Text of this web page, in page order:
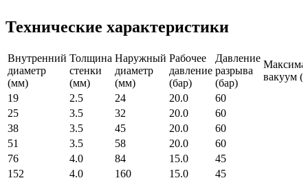
Технические характеристики
Внутренний
диаметр
(мм)
Толщина
стенки
(мм)
Наружный
диаметр
(мм)
Рабочее
давление
(бар)
Давление
разрыва
(бар)
вакуум
19
2.5 24 20.0
60
25
3.5 32 20.0
60
38
3.5 45 20.0
60
51
3.5 58 20.0
60
76
4.0 84 15.0
45
152
4.0 160 15.0 45